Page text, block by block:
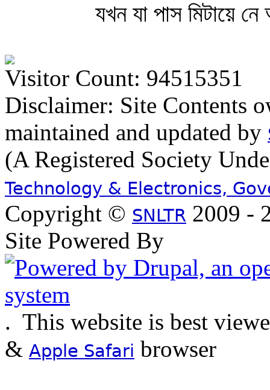
যখন যা পাস মিটায়ে
Visitor Count: 94515351
Disclaimer: Site Contents
maintained and updated by
(A Registered Society
Technology & Electronics,
Copyright © SNLTR 2009 -
Site Powered By
. This website is best
& Apple Safari browser